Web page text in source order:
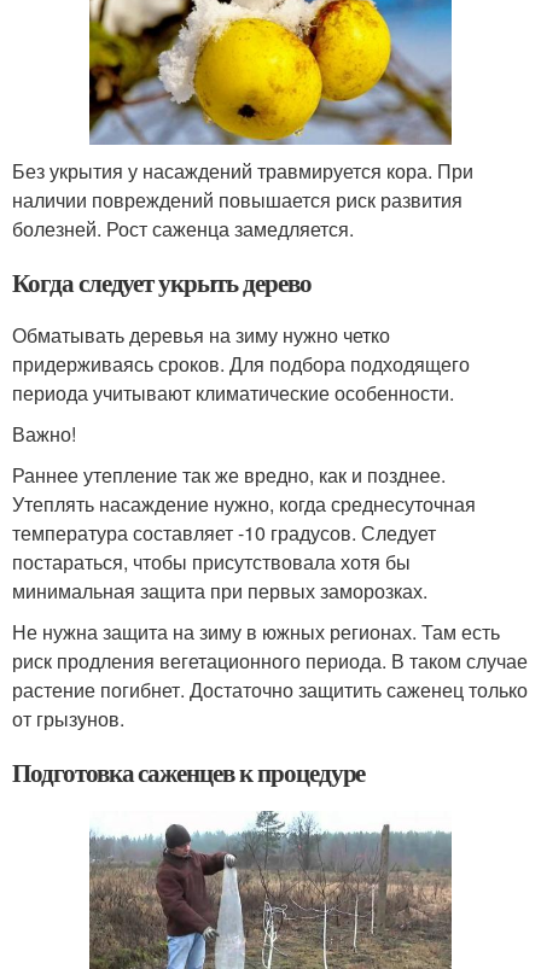
Без укрытия у насаждений травмируется кора. При
наличии повреждений повышается риск развития
болезней. Рост саженца замедляется.
Когда следует укрыть дерево
Обматывать деревья на зиму нужно четко
придерживаясь сроков. Для подбора подходящего
периода учитывают климатические особенности.
Важно!
Раннее утепление так же вредно, как и позднее.
Утеплять насаждение нужно, когда среднесуточная
температура составляет -10 градусов. Следует
постараться, чтобы присутствовала хотя бы
минимальная защита при первых заморозках.
Не нужна защита на зиму в южных регионах. Там есть
риск продления вегетационного периода. В таком случае
растение погибнет. Достаточно защитить саженец только
от грызунов.
Подготовка саженцев к процедуре